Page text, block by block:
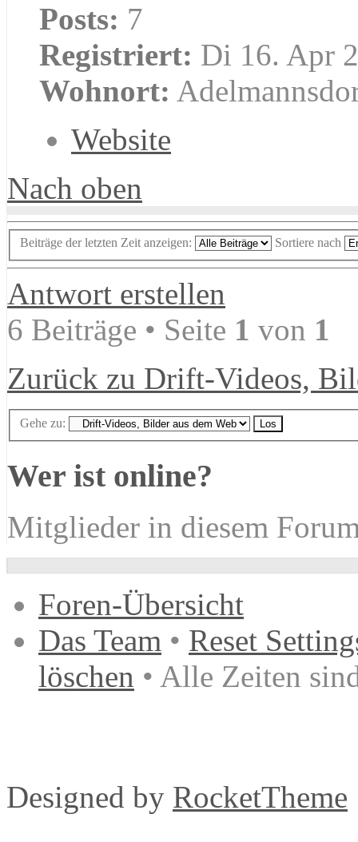
Posts: 7
Registriert: Di 16. Apr
Wohnort:
Website
Nach oben
Beiträge der letzten Zeit anzeigen: Sortiere nach
Antwort erstellen
6 Beiträge • Seite 1 von 1
Zurück zu Drift-Videos,
Gehe zu:
Wer ist online?
Mitglieder in diesem
Foren-Übersicht
Das Team • Reset
löschen • Alle Zeiten
Designed by RocketTheme